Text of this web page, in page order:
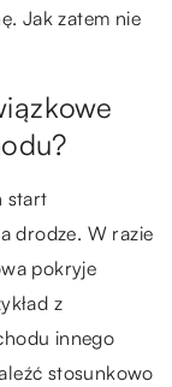
Jak zatem nie
start
drodze. W razie
pokryje
z
innego
stosunkowo